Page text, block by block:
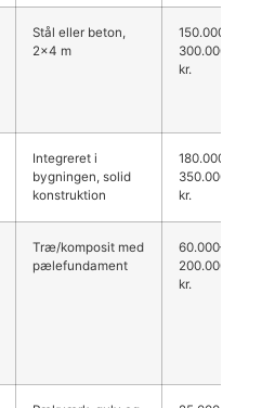
Stål eller beton,
2×4 m
150.000–
300.000
kr.
Integreret i
bygningen, solid
konstruktion
180.000–
350.000
kr.
Træ/komposit med
pælefundament
60.000–
200.000
kr.